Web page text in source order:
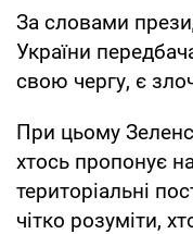
За словами
України
свою чергу, є
При цьому
хтось пропонує
територіальні
чітко розуміти,